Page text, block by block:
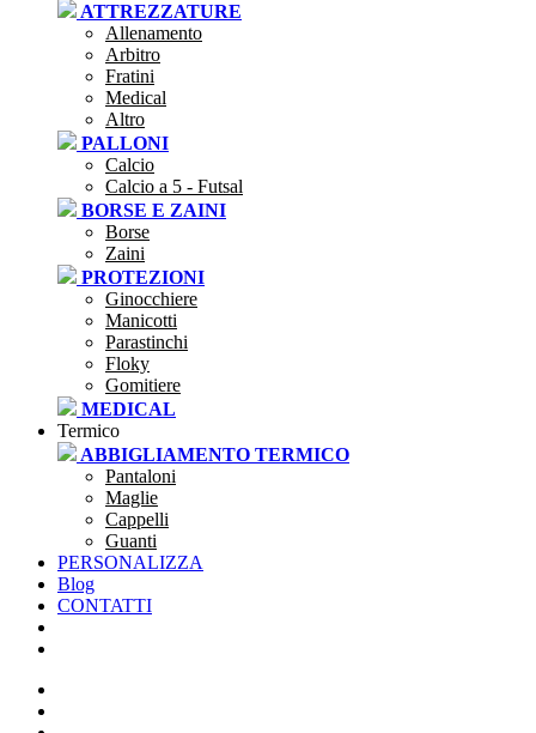
ATTREZZATURE
Allenamento
Arbitro
Fratini
Medical
Altro
PALLONI
Calcio
Calcio a 5 - Futsal
BORSE E ZAINI
Borse
Zaini
PROTEZIONI
Ginocchiere
Manicotti
Parastinchi
Floky
Gomitiere
MEDICAL
Termico
ABBIGLIAMENTO TERMICO
Pantaloni
Maglie
Cappelli
Guanti
PERSONALIZZA
Blog
CONTATTI